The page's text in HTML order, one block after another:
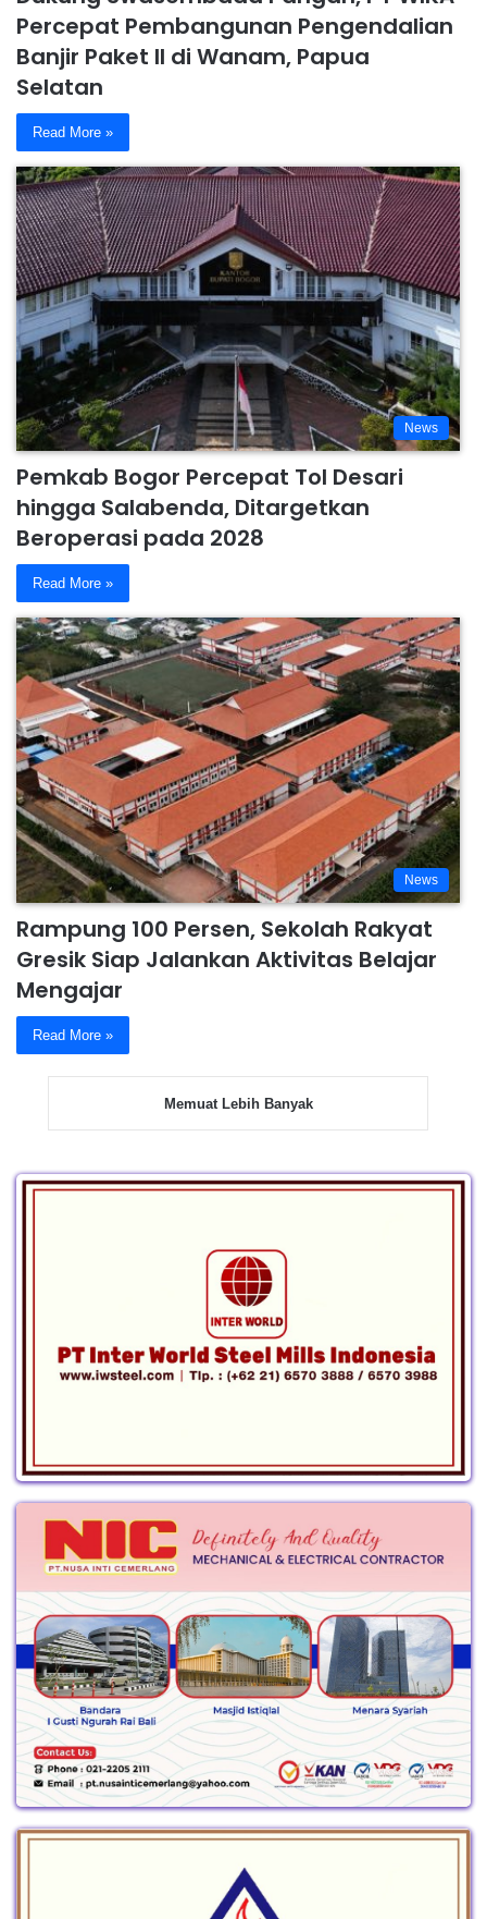
Percepat Pembangunan Pengendalian
Banjir Paket II di Wanam, Papua
Selatan
Read More »
News
Pemkab Bogor Percepat Tol Desari
hingga Salabenda, Ditargetkan
Beroperasi pada 2028
Read More »
News
Rampung 100 Persen, Sekolah Rakyat
Gresik Siap Jalankan Aktivitas Belajar
Mengajar
Read More »
Memuat Lebih Banyak